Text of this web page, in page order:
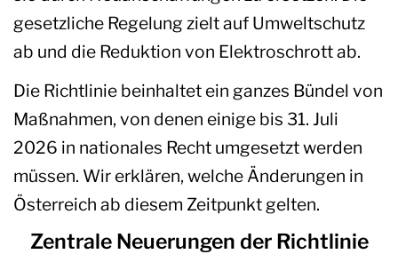
gesetzliche Regelung zielt auf Umweltschutz
ab und die Reduktion von Elektroschrott ab.
Die Richtlinie beinhaltet ein ganzes Bündel von
Maßnahmen, von denen einige bis 31. Juli
2026 in nationales Recht umgesetzt werden
müssen. Wir erklären, welche Änderungen in
Österreich ab diesem Zeitpunkt gelten.
Zentrale Neuerungen der Richtlinie